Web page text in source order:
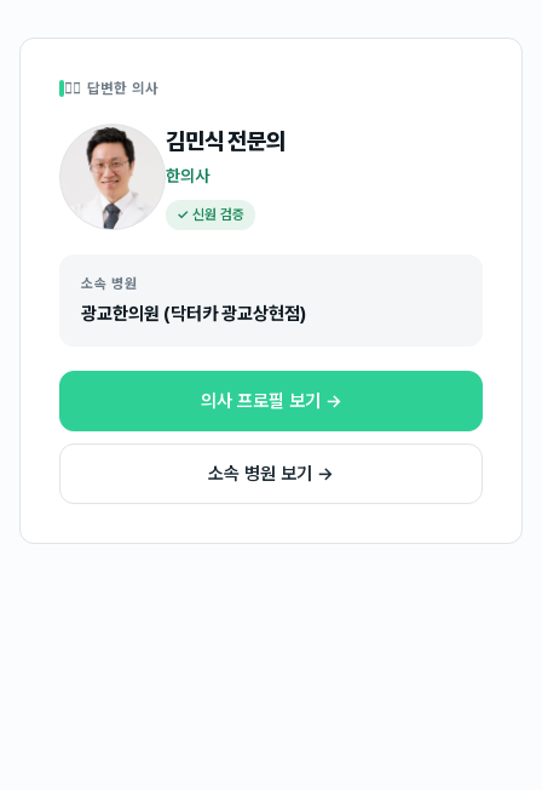
👩‍⚕️ 답변한 의사
김민식전문의
한의사
✓ 신원 검증
소속 병원
광교한의원 (닥터카 광교상현점)
의사 프로필 보기 →
소속 병원 보기 →